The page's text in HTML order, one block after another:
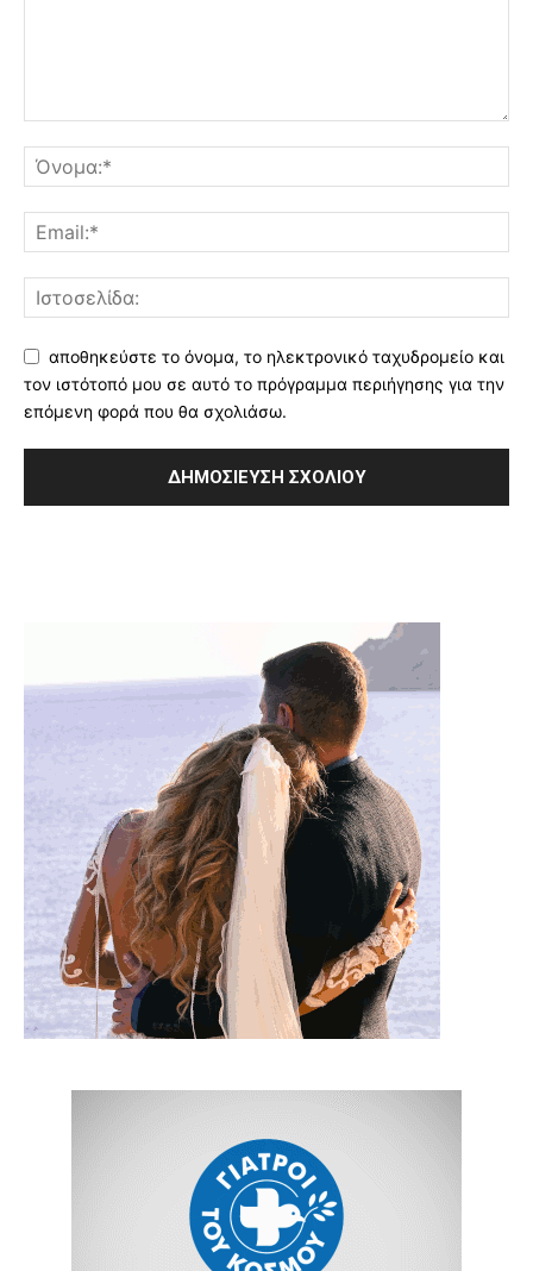
αποθηκεύστε το όνομα, το ηλεκτρονικό ταχυδρομείο και
τον ιστότοπό μου σε αυτό το πρόγραμμα περιήγησης για την
επόμενη φορά που θα σχολιάσω.